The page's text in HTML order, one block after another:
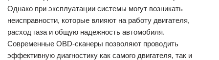
Однако при эксплуатации системы могут возникать
неисправности, которые влияют на работу двигателя,
расход газа и общую надежность автомобиля.
Современные OBD-сканеры позволяют проводить
эффективную диагностику как самого двигателя, так и